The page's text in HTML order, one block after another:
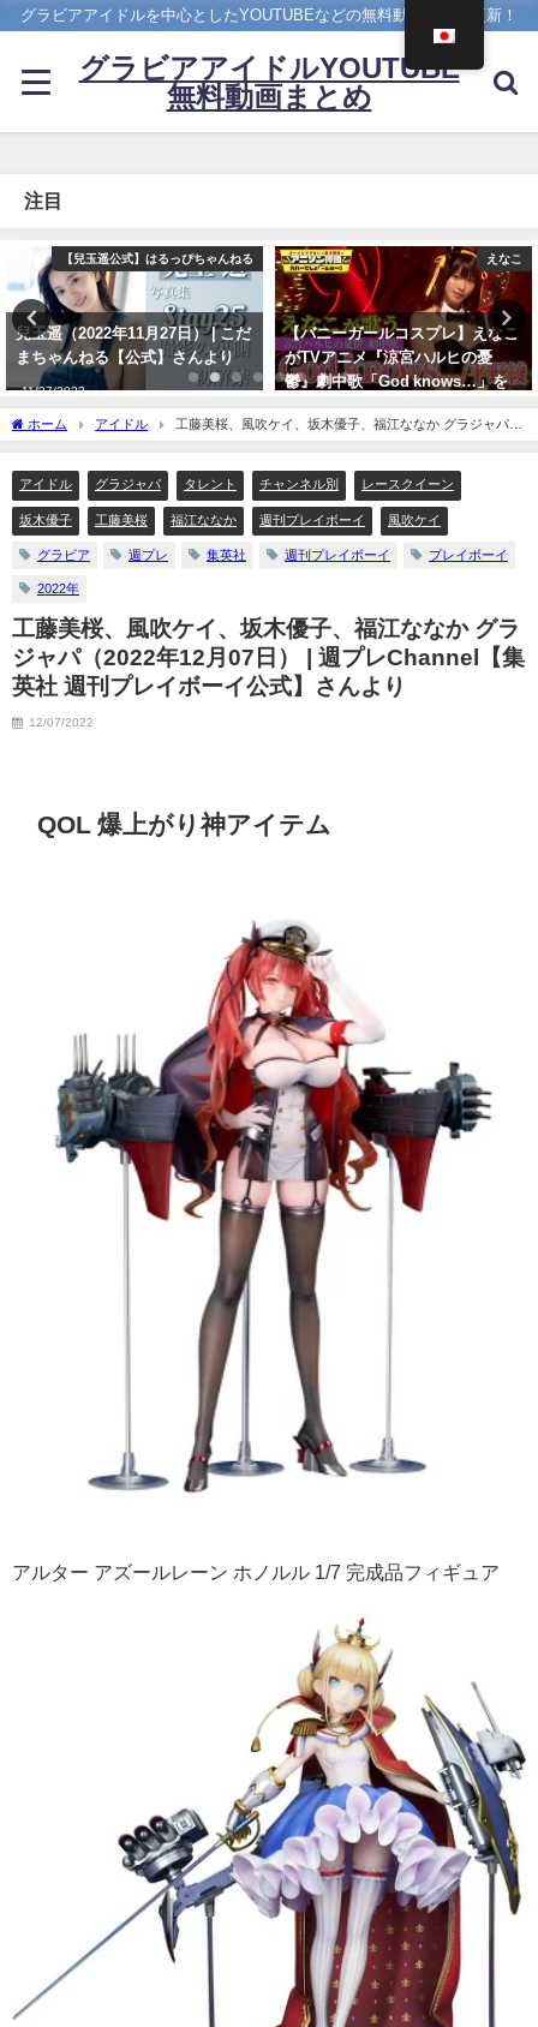
グラビアアイドルを中心としたYOUTUBEなどの無料動画を日々更新！
グラビアアイドルYOUTUBE
無料動画まとめ
注目
えなこ
【バニーガールコスプレ】えなこ
がTVアニメ『涼宮ハルヒの憂
鬱』劇中歌「God knows…」を
神カバー！！
まるぴ
【1st写真集】「まるごと」発売
しました。【メイキング】 | まる
ぴ / marupiさんより
ホーム アイドル
工藤美桜、風吹ケイ、坂木優子、福江ななか グラジャパ
（2022年12月07日） | 週プレChannel【集英社 週刊プレイボーイ公式】さんより
アイドル グラジャパ タレント チャンネル別 レースクイーン
坂木優子 工藤美桜 福江ななか 週刊プレイボーイ 風吹ケイ
グラビア 週プレ 集英社 週刊プレイボーイ プレイボーイ
2022年
工藤美桜、風吹ケイ、坂木優子、福江ななか グラ
ジャパ（2022年12月07日） | 週プレChannel【集
英社 週刊プレイボーイ公式】さんより
12/07/2022
QOL 爆上がり神アイテム
アルター アズールレーン ホノルル 1/7 完成品フィギュア